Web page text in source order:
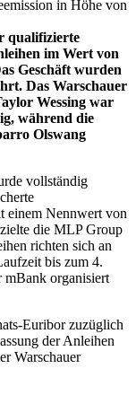
qualifizierte
im Wert von
Geschäft wurden
Das Warschauer
Wessing war
während die
Olswang
vollständig
einem Nennwert von
die MLP Group
richten sich an
bis zum 4.
mBank organisiert
Euribor zuzüglich
der Anleihen
Warschauer